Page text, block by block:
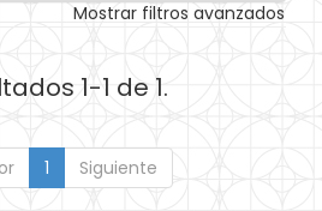
Mostrar filtros avanzados
1-1 de 1.
1 Siguiente